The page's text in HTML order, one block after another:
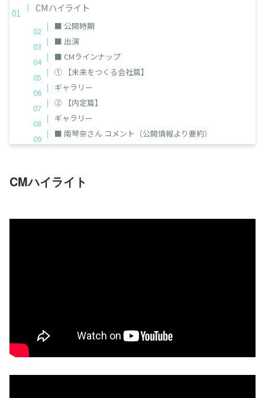
CMハイライト
■ 公開時期
■ 出演
■ CMラインナップ
① 【未来をつくる会社篇】
ギャラリー
② 【内定篇】
ギャラリー
■ 南琴奈さん コメント（公開情報より要約）
CMハイライト